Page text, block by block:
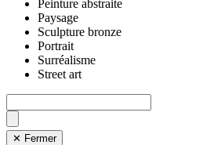
Peinture abstraite
Paysage
Sculpture bronze
Portrait
Surréalisme
Street art
✕ Fermer